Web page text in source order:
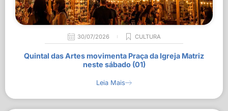
30/07/2026 CULTURA
Quintal das Artes movimenta Praça da Igreja Matriz
neste sábado (01)
Leia Mais